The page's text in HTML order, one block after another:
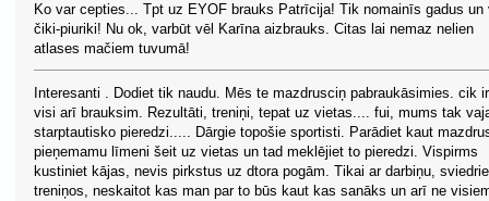
Ko var cepties... Tpt uz EYOF brauks Patrīcija! Tik nomainīs gadus un
čiki-piuriki! Nu ok, varbūt vēl Karīna aizbrauks. Citas lai nemaz nelien
atlases mačiem tuvumā!
Interesanti . Dodiet tik naudu. Mēs te mazdrusciņ pabraukāsimies. cik
visi arī brauksim. Rezultāti, treniņi, tepat uz vietas.... fui, mums tak
starptautisko pieredzi..... Dārgie topošie sportisti. Parādiet kaut
pieņemamu līmeni šeit uz vietas un tad meklējiet to pieredzi. Vispirms
kustiniet kājas, nevis pirkstus uz dtora pogām. Tikai ar darbiņu,
treniņos, neskaitot kas man par to būs kaut kas sanāks un arī ne